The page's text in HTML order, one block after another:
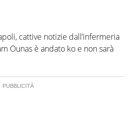
cattive notizie dall’infermeria
Ounas è andato ko e non sarà